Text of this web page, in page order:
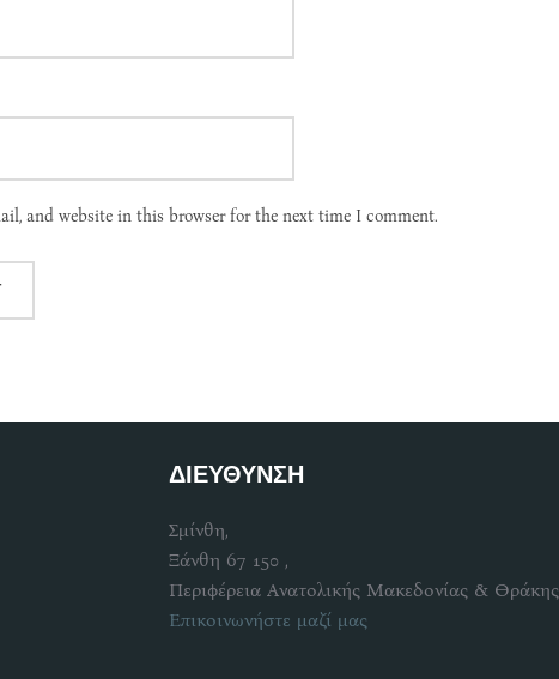
and website in this browser for the next time I comment.
ΔΙΕΥΘΥΝΣΗ
Σμίνθη,
Ξάνθη 67 150 ,
Περιφέρεια Ανατολικής Μακεδονίας & Θράκης
Επικοινωνήστε μαζί μας